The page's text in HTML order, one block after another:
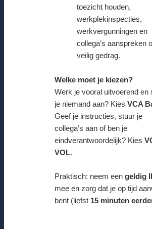
toezicht houden,
werkplekinspecties,
werkvergunningen en
collega’s aanspreken
veilig gedrag.
Welke moet je kiezen?
Werk je vooral uitvoerend en
je niemand aan? Kies VCA
Geef je instructies, stuur je
collega’s aan of ben je
eindverantwoordelijk? Kies
VOL.
Praktisch: neem een geldig
mee en zorg dat je op tijd
bent (liefst 15 minuten